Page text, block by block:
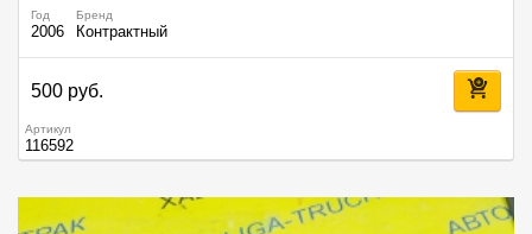
Год
2006
Бренд
Контрактный
500 руб.
Артикул
116592